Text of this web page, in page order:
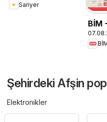
Sarıyer
BİM
Şehirdeki Afşin
Elektronikler